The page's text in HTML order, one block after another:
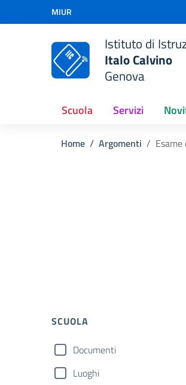
Vai ai contenuti
Vai al menu di navigazione
MIUR
Istituto di
Italo Calvino
Genova
Scuola Servizi
Home Argomenti
SCUOLA
Documenti
Luoghi